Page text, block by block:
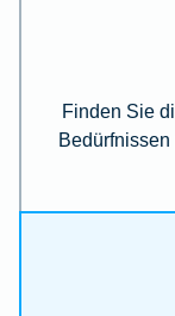
Finden Sie